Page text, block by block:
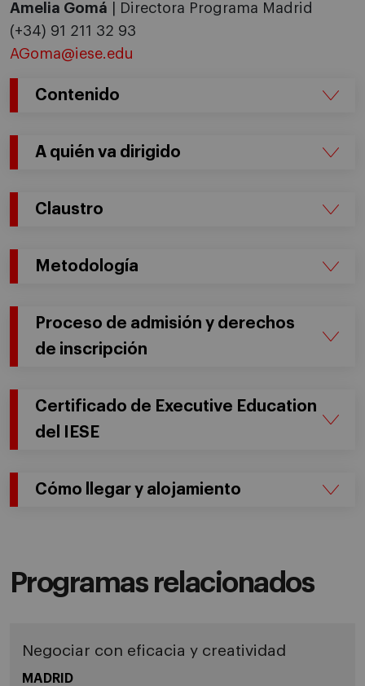
Amelia Gomá | Directora Programa Madrid
(+34) 91 211 32 93
AGoma@iese.edu
Contenido
A quién va dirigido
Claustro
Metodología
Proceso de admisión y derechos
de inscripción
Certificado de Executive Education
del IESE
Cómo llegar y alojamiento
Programas relacionados
Negociar con eficacia y creatividad
MADRID